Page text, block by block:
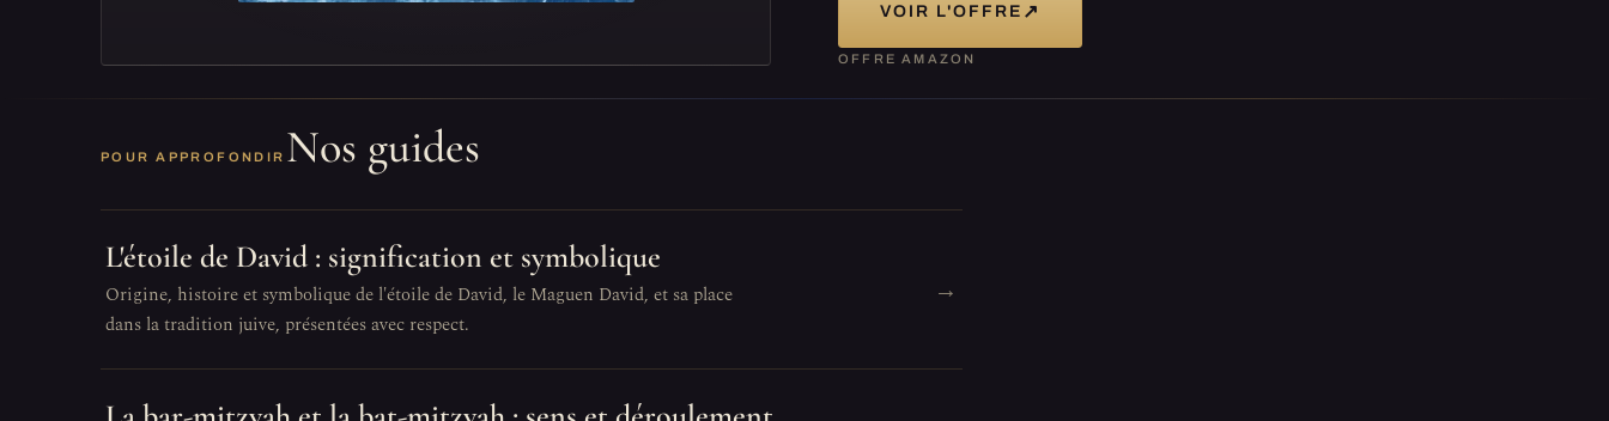
VOIR L'OFFRE ↗
OFFRE AMAZON
POUR APPROFONDIR Nos guides
L'étoile de David : signification et symbolique
Origine, histoire et symbolique de l'étoile de David, le Maguen David, et sa place
dans la tradition juive, présentées avec respect.
→